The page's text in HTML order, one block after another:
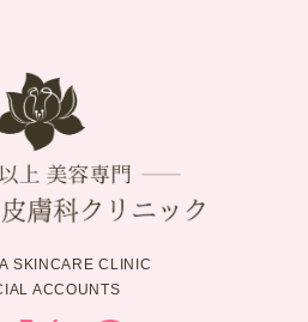
SKINCARE CLINIC
ACCOUNTS